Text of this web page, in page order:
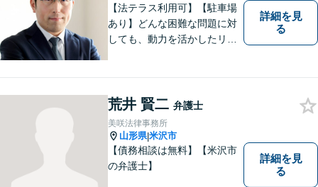
【法テラス利用可】【駐車場
あり】どんな困難な問題に対
しても、動力を活かしたリー
るよう努力することで早期解
決を目指します。 お気軽にご
相談ください。
詳細を見
る
荒井 賢二 弁護士
美咲法律事務所
山形県|米沢市
【債務相談は無料】【米沢市
の弁護士】
詳細を見
る